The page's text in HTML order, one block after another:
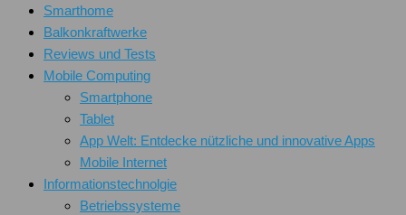
Smarthome
Balkonkraftwerke
Reviews und Tests
Mobile Computing
Smartphone
Tablet
App Welt: Entdecke nützliche und innovative Apps
Mobile Internet
Informationstechnolgie
Betriebssysteme